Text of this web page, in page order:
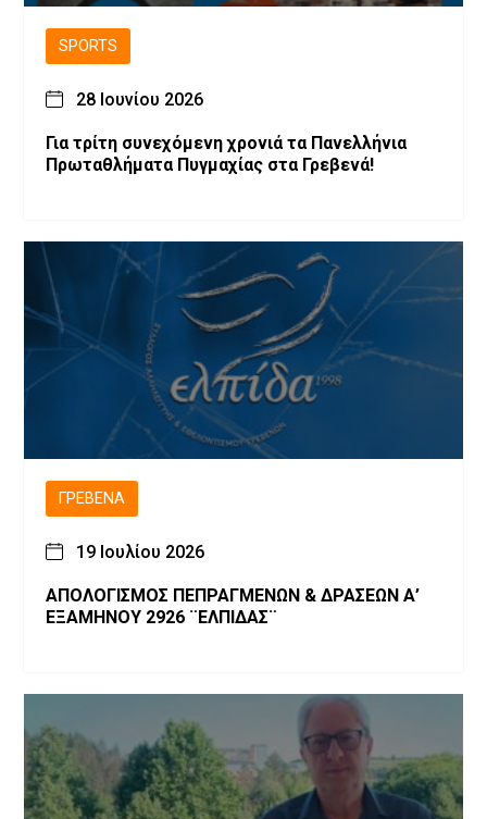
SPORTS
28 Ιουνίου 2026
Για τρίτη συνεχόμενη χρονιά τα Πανελλήνια
Πρωταθλήματα Πυγμαχίας στα Γρεβενά!
ΓΡΕΒΕΝΆ
19 Ιουλίου 2026
ΑΠΟΛΟΓΙΣΜΟΣ ΠΕΠΡΑΓΜΕΝΩΝ & ΔΡΑΣΕΩΝ Α’
ΕΞΑΜΗΝΟΥ 2926 ¨ΕΛΠΙΔΑΣ¨